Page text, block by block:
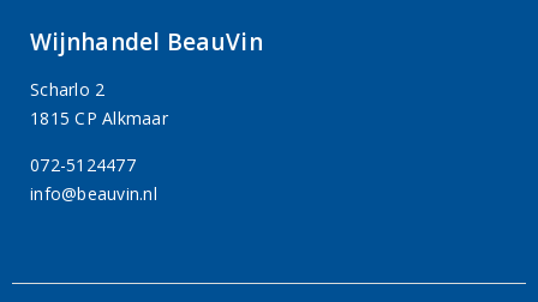
Wijnhandel BeauVin
Scharlo 2
1815 CP Alkmaar
072-5124477
info@beauvin.nl